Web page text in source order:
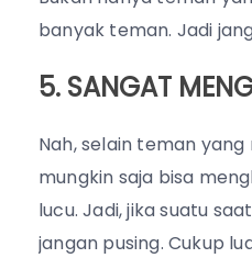
banyak teman. Jadi
5. SANGAT
Nah, selain teman
mungkin saja bisa
lucu. Jadi, jika suatu
jangan pusing. Cukup